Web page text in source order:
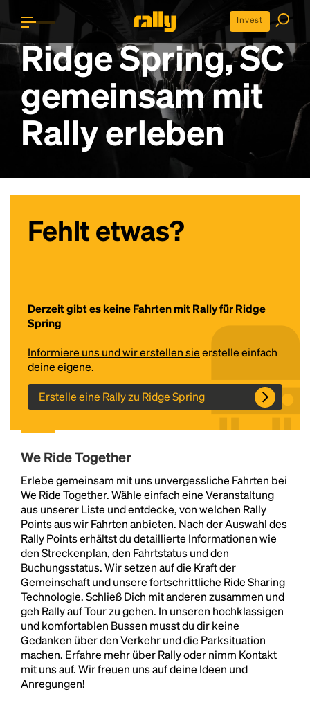
Invest
Ridge Spring, SC
gemeinsam mit
Rally erleben
Fehlt etwas?
Derzeit gibt es keine Fahrten mit Rally für Ridge
Spring
Informiere uns und wir erstellen sieerstelle einfach
deine eigene.
Erstelle eine Rally zu Ridge Spring
We Ride Together
Erlebe gemeinsam mit uns unvergessliche Fahrten bei
We Ride Together. Wähle einfach eine Veranstaltung
aus unserer Liste und entdecke, von welchen Rally
Points aus wir Fahrten anbieten. Nach der Auswahl des
Rally Points erhältst du detaillierte Informationen wie
den Streckenplan, den Fahrtstatus und den
Buchungsstatus. Wir setzen auf die Kraft der
Gemeinschaft und unsere fortschrittliche Ride Sharing
Technologie. Schließ Dich mit anderen zusammen und
geh Rally auf Tour zu gehen. In unseren hochklassigen
und komfortablen Bussen musst du dir keine
Gedanken über den Verkehr und die Parksituation
machen. Erfahre mehr über Rally oder nimm Kontakt
mit uns auf. Wir freuen uns auf deine Ideen und
Anregungen!
Headline
Lorem Ipsum is simply dummy text of the printing
and typesetting industry.Lorem Ipsum has been the
industry's standarddummy text ever since the
1500s, when an unknown printer took a galley of
type and scrambled it to make a type specimen
book. It has survived not only five centuries, but also
the leap into electronic typesetting, remaining
essentially unchanged.